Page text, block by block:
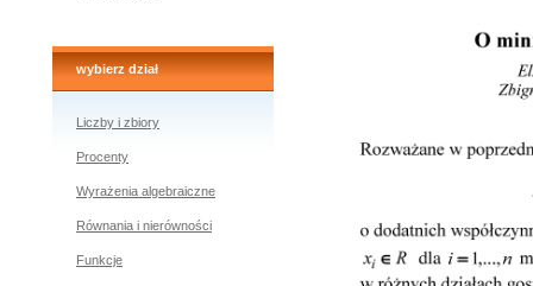
wybierz dział
Liczby i zbiory
Procenty
Wyrażenia algebraiczne
Równania i nierówności
Funkcje